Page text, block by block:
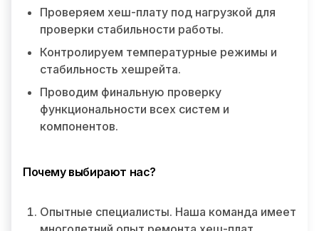
Проверяем хеш-плату под нагрузкой для
проверки стабильности работы.
Контролируем температурные режимы и
стабильность хешрейта.
Проводим финальную проверку
функциональности всех систем и
компонентов.
Почему выбирают нас?
Опытные специалисты. Наша команда имеет